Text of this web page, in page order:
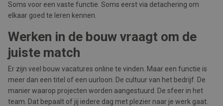
Soms voor een vaste functie. Soms eerst via detachering om
elkaar goed te leren kennen.
Werken in de bouw vraagt om de
juiste match
Er zijn veel bouw vacatures online te vinden. Maar een functie is
meer dan een titel of een uurloon. De cultuur van het bedrijf. De
manier waarop projecten worden aangestuurd. De sfeer in het
team. Dat bepaalt of jij iedere dag met plezier naar je werk gaat.